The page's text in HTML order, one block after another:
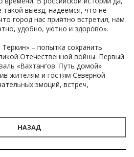
такой выезд, надеемся, что не
город нас приятно встретил, нам
удобно, уютно и здорово».
– попытка сохранить
Отечественной войны. Первый
«Вахтангов. Путь домой»
жителям и гостям Северной
эмоций, встреч,
НАЗАД